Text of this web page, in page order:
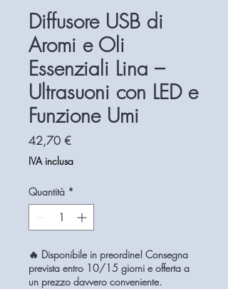
Diffusore USB di
Aromi e Oli
Essenziali Lina –
Ultrasuoni con LED e
Funzione Umi
42,70 €Prezzo
IVA inclusa
Quantità *
🔥 Disponibile in preordine! Consegna
prevista entro 10/15 giorni e offerta a
un prezzo davvero conveniente.